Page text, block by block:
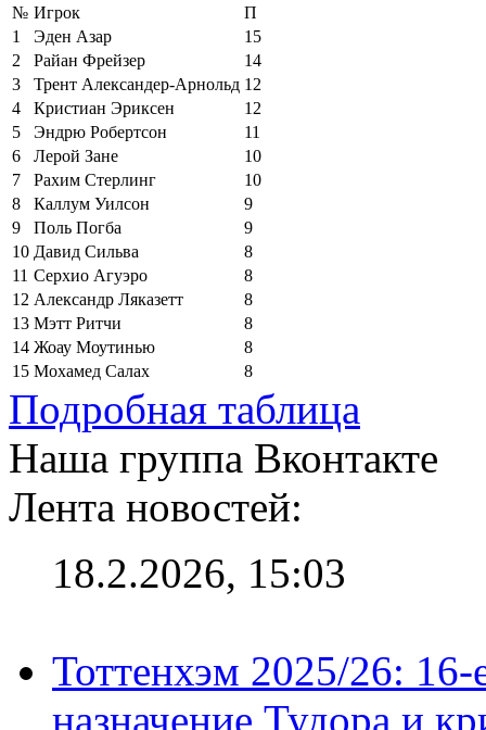
№ Игрок
П
1
Эден Азар
15
2
Райан Фрейзер
14
3
Трент Александер-Арнольд 12
4
Кристиан Эриксен
12
5
Эндрю Робертсон
11
6
Лерой Зане
10
7
Рахим Стерлинг
10
8
Каллум Уилсон
9
9
Поль Погба
9
10 Давид Сильва
8
11 Серхио Агуэро
8
12 Александр Ляказетт
8
13 Мэтт Ритчи
8
14 Жоау Моутинью
8
15 Мохамед Салах 8
Подробная таблица
Наша группа Вконтакте
Лента новостей:
18.2.2026, 15:03
Тоттенхэм 2025/26:
назначение Тудора и